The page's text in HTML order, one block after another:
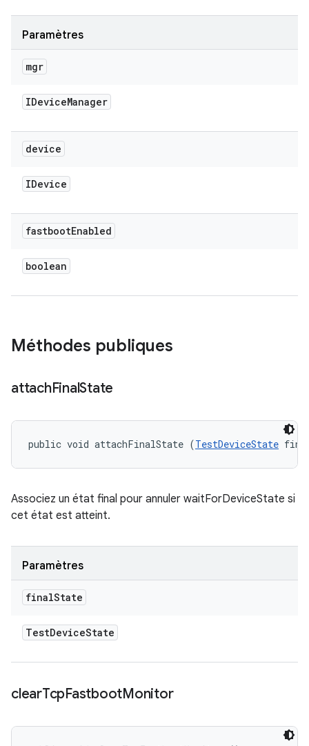
Paramètres
mgr
IDeviceManager
device
IDevice
fastbootEnabled
boolean
Méthodes publiques
attachFinalState
public void attachFinalState (TestDeviceState
Associez un état final pour annuler waitForDeviceState si
cet état est atteint.
Paramètres
finalState
TestDeviceState
clearTcpFastbootMonitor